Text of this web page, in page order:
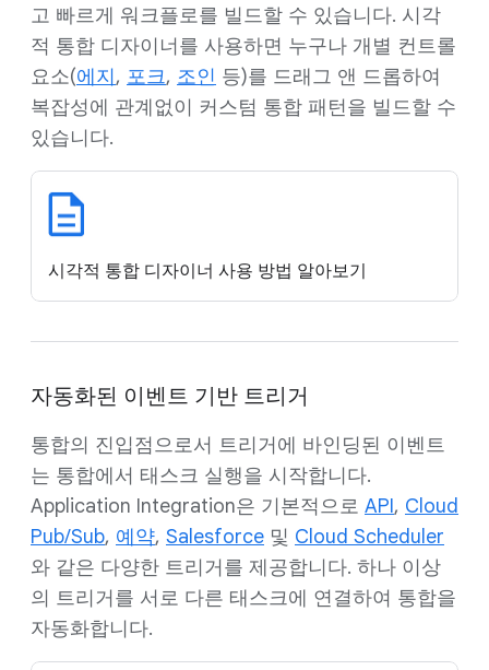
고 빠르게 워크플로를 빌드할 수 있습니다. 시각
적 통합 디자이너를 사용하면 누구나 개별 컨트롤
요소(에지, 포크, 조인 등)를 드래그 앤 드롭하여
복잡성에 관계없이 커스텀 통합 패턴을 빌드할 수
있습니다.
시각적 통합 디자이너 사용 방법 알아보기
자동화된 이벤트 기반 트리거
통합의 진입점으로서 트리거에 바인딩된 이벤트
는 통합에서 태스크 실행을 시작합니다.
Application Integration은 기본적으로 API, Cloud
Pub/Sub, 예약, Salesforce 및 Cloud Scheduler
와 같은 다양한 트리거를 제공합니다. 하나 이상
의 트리거를 서로 다른 태스크에 연결하여 통합을
자동화합니다.